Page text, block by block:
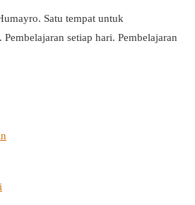
Satu tempat untuk
setiap hari. Pembelajaran